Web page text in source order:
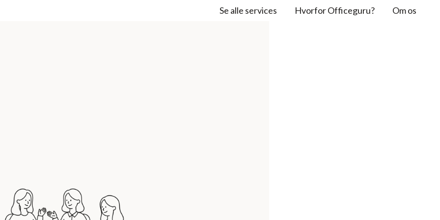
Se alle services Hvorfor Officeguru? Om os